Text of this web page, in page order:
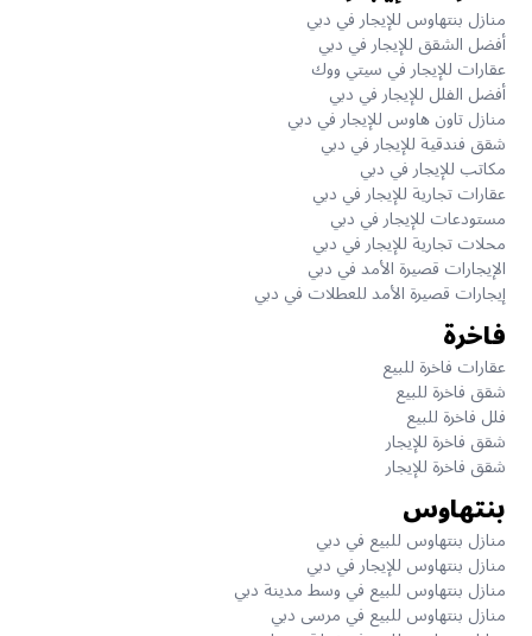
منازل بنتهاوس للإيجار في دبي
أفضل الشقق للإيجار في دبي
عقارات للإيجار في سيتي ووك
أفضل الفلل للإيجار في دبي
منازل تاون هاوس للإيجار في دبي
شقق فندقية للإيجار في دبي
مكاتب للإيجار في دبي
عقارات تجارية للإيجار في دبي
مستودعات للإيجار في دبي
محلات تجارية للإيجار في دبي
الإيجارات قصيرة الأمد في دبي
إيجارات قصيرة الأمد للعطلات في دبي
فاخرة
عقارات فاخرة للبيع
شقق فاخرة للبيع
فلل فاخرة للبيع
شقق فاخرة للإيجار
شقق فاخرة للإيجار
بنتهاوس
منازل بنتهاوس للبيع في دبي
منازل بنتهاوس للإيجار في دبي
منازل بنتهاوس للبيع في وسط مدينة دبي
منازل بنتهاوس للبيع في مرسى دبي